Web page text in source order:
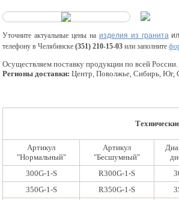
Уточните актуальные цены на изделия из гранита
телефону в Челябинске (351) 210-15-03 или заполните
Осуществляем поставку продукции по всей России.
Регионы доставки: Центр, Поволжье, Сибирь, Юг,
Артикул
"Нормальный"
Артикул
"Бесшумный"
300G-1-S
R300G-1-S
350G-1-S
R350G-1-S